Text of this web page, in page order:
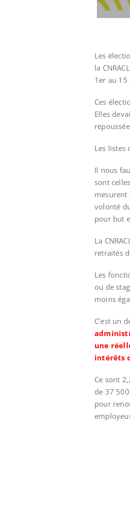
Les
la
1er au
Ces
Elles
Les listes
Il nous
sont
mesurent
volonté
pour but
La
retraités
Les
ou de
moins
C’est un
une
intérêts
Ce sont
de 37
pour